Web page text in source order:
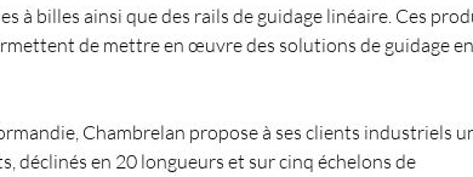
à billes ainsi que des rails de guidage linéaire. Ces
de mettre en œuvre des solutions de guidage en
Chambrelan propose à ses clients industriels
déclinés en 20 longueurs et sur cinq échelons de